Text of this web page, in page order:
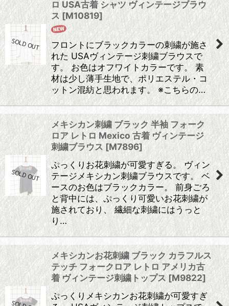
ロ USA古着 シャツ ヴィンテージブラウ
ス[M10819]
フロントにブラックカラーの刺繍が施さ
れた USAヴィンテージ刺繍ブラウスで
す。 お色はオフワイトカラーです。 素
材は少し薄手生地で、ポリエステル・コ
ットン混紡と思われます。 ※こちらの…
メキシカン刺繍 ブラック 半袖 フォーク
ロア レトロ Mexico 古着 ヴィンテージ
刺繍ブラウス [M7896]
ぷっくりお花刺繍が可愛すぎる。 ヴィン
テージメキシカン刺繍ブラウスです。 ベ
ースのお色はブラックカラー。 前身ごろ
と背中には、ぷっくり可愛いお花刺繍が
施されており、 繊細な刺繍にはうっと
り…
メキシカンお花刺繍 ブラック カラフルス
テッチ フォークロア レトロ アメリカ古
着 ヴィンテージ刺繍トップス [M9822]
ぷっくりメキシカンお花刺繍が可愛すぎ